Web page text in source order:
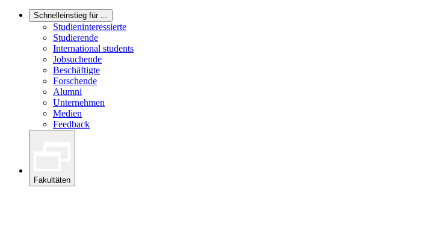
Schnelleinstieg für ...
Studieninteressierte
Studierende
International students
Jobsuchende
Beschäftigte
Forschende
Alumni
Unternehmen
Medien
Feedback
Fakultäten